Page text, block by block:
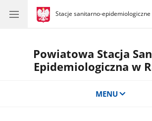
gov.pl
Stacje sanitarno-epidemiologiczne
gov.pl
Stacje
Powiatowa Stacja
Epidemiologiczna w
MENU